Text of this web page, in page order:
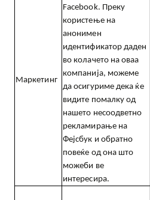
Маркетинг
Facebook. Преку
користење на
анонимен
идентификатор даден
во колачето на оваа
компанија, можеме
да осигуриме дека ќе
видите помалку од
нашето несоодветно
рекламирање на
Фејсбук и обратно
повеќе од она што
можеби ве
интересира.